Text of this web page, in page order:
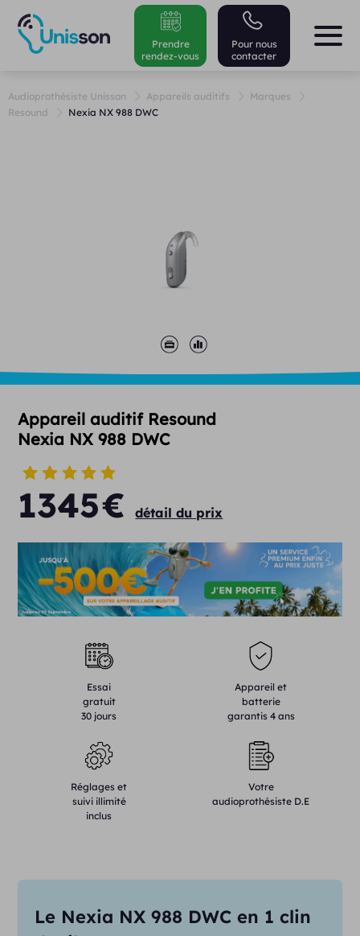
Pour nous
contacter
Prendre
rendez-vous
Audioprothésiste Unisson Appareils auditifs
Marques
Resound
Nexia NX 988 DWC
Appareil auditif Resound
Nexia NX 988 DWC
1345€ détail du prix
Essai
gratuit
30 jours
Appareil et
batterie
garantis 4 ans
Réglages et
suivi illimité
inclus
Votre
audioprothésiste D.E
Le Nexia NX 988 DWC en 1 clin